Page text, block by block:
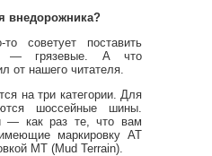
внедорожника?
советует поставить
— грязевые. А что
от нашего читателя.
на три категории. Для
шоссейные шины.
— как раз те, что вам
маркировку АТ
МТ (Mud Terrain).